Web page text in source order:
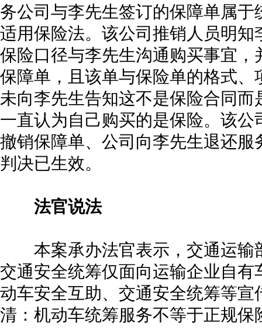
务公司与李先生签订的保障单属
适用保险法。该公司推销人员明
保险口径与李先生沟通购买事宜
保障单，且该单与保险单的格式
未向李先生告知这不是保险合同
一直认为自己购买的是保险。该
撤销保障单、公司向李先生退还
判决已生效。
法官说法
本案承办法官表示，交通运输
交通安全统筹仅面向运输企业自
动车安全互助、交通安全统筹等
清：机动车统筹服务不等于正规保